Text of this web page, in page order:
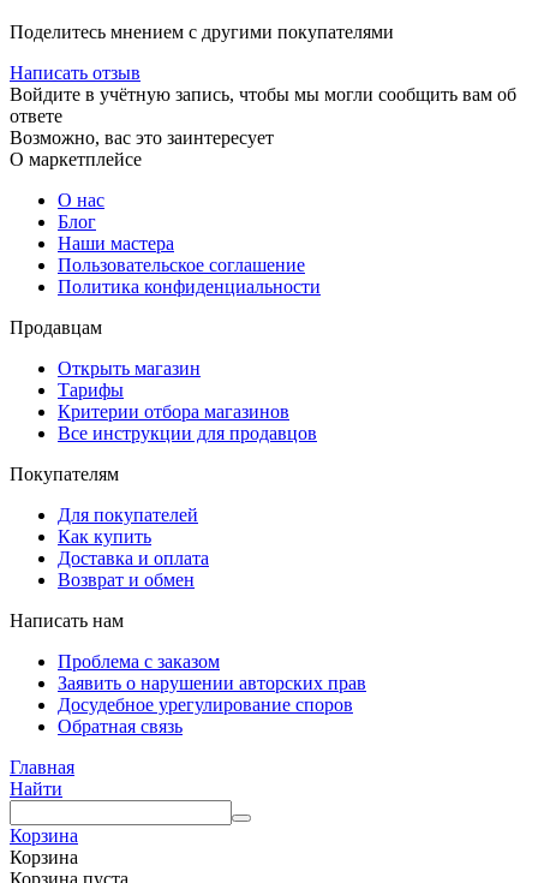
Поделитесь мнением с другими покупателями
Написать отзыв
Войдите в учётную запись, чтобы мы могли сообщить вам об
ответе
Возможно, вас это заинтересует
О маркетплейсе
О нас
Блог
Наши мастера
Пользовательское соглашение
Политика конфиденциальности
Продавцам
Открыть магазин
Тарифы
Критерии отбора магазинов
Все инструкции для продавцов
Покупателям
Для покупателей
Как купить
Доставка и оплата
Возврат и обмен
Написать нам
Проблема с заказом
Заявить о нарушении авторских прав
Досудебное урегулирование споров
Обратная связь
Главная
Найти
Корзина
Корзина